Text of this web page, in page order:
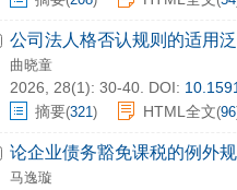
公司法人格否认规则的适用
曲晓童
2026, 28(1): 30-40. DOI:
摘要(321) HTML全文(96
论企业债务豁免课税的例外规
马逸璇